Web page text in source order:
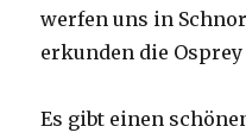
werfen uns in
erkunden die Osprey
Es gibt einen